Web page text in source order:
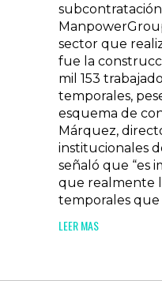
sector que
fue la
mil 153
temporales,
esquema de
Márquez,
institucionales
señaló que “es
que realmente
temporales que
LEER MAS